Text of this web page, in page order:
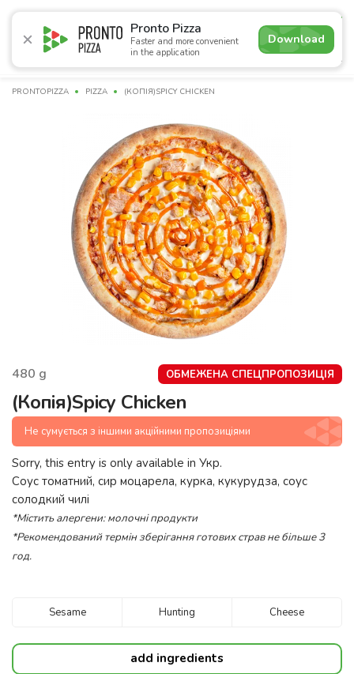
Pronto Pizza
Faster and more convenient
in the application
Download
5.0
Promotions Pizza Sushi Burgers Сombo
PRONTOPIZZA PIZZA (КОПІЯ)SPICY CHICKEN
480 g ОБМЕЖЕНА СПЕЦПРОПОЗИЦІЯ
(Копія)Spicy Chicken
Не сумується з іншими акційними пропозиціями
Sorry, this entry is only available in Укр.
Соус томатний, сир моцарела, курка, кукурудза, соус
солодкий чилі
*Містить алергени: молочні продукти
*Рекомендований термін зберігання готових страв не більше 3
год.
Sesame Hunting Cheese
add ingredients